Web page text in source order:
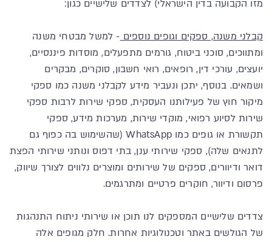
מזו הקבועה בדין הישראלי) לצדדים שלישיים כגון:
קבלני משנה, ספקים וגופים נוספים - למשל מבטחי משנה
ומתווכים, סוכני ביטוח, גורמים מתפעלים, מוסדות פיננסיים,
יועצים, עורכי דין, רופאים, רואי חשבון, סוקרים, מבקרים
ושמאים. בנוסף, יתכן ונעביר מידע לקבלני משנה כמו ספקי
מיקור חוץ של פעילותנו העסקית, ספקי שירות לרבות ספקי
שירות לסיוע רפואי, מוקדי שירות, מערכות מידע, ספקי
תקשורת או גופים כמו WhatsApp (שהשימוש בה כפוף גם
לתנאים שלה), ספקי שירותי ענן, בתי דפוס ונותני שירותי הפצת
דואר ודיוורים, ספקים של שירותים ומוצרים נלווים לצורך שיווק,
פרסום ודיוור, חוקרים פרטיים ומתרגמים.
צדדים שלישיים המספקים לנו תוכן או שירותי ניתוח התנהגות
של הגולשים באתר וטכנולוגיות אחרות. חלק מגופים אלה